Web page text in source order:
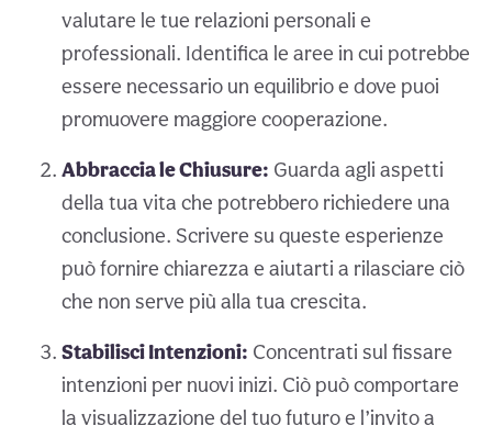
valutare le tue relazioni personali e
professionali. Identifica le aree in cui potrebbe
essere necessario un equilibrio e dove puoi
promuovere maggiore cooperazione.
Abbraccia le Chiusure: Guarda agli aspetti
della tua vita che potrebbero richiedere una
conclusione. Scrivere su queste esperienze
può fornire chiarezza e aiutarti a rilasciare ciò
che non serve più alla tua crescita.
Stabilisci Intenzioni: Concentrati sul fissare
intenzioni per nuovi inizi. Ciò può comportare
la visualizzazione del tuo futuro e l’invito a